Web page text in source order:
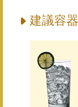
建議容器